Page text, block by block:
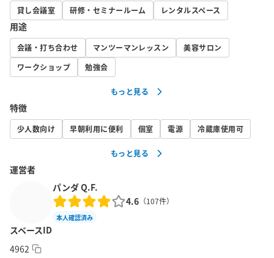
場所が大変わかりやすく、初めての方でも安心してご利用頂けま
す！
照明が通常の2倍付けてあり、バルコニーからの採光もあって,と
ても明るいお部屋です。
バルコニーはドアで出入りが容易なのも特長のひとつです。
写真のように通常は6名＋αがおすすめの人数です。
机はフォールディング式で簡単に折りたたんで、室内を広く使う
ことができます。
ホワイトボードは安物ではなく一流メーカーの岡村製作所のホー
ロータイプです。
薄く罫線が引いてあり書きやすく、ホーローなので消しやすい！
少し薄グレー色が付いていて目に優しく見やすいのが特長です。
WiFiは完全無料の光回線ですので快適にお使いいただけます。
貸し会議室 研修・セミナールーム レンタルスペース
用途
会議・打ち合わせ マンツーマンレッスン
美容サロン
ワークショップ
勉強会
もっと見る
特徴
少人数向け 早朝利用に便利 個室 電源 冷蔵庫使用可
もっと見る
運営者
パンダ Q.F.
4.6 （107件）
本人確認済み
スペースID
4962